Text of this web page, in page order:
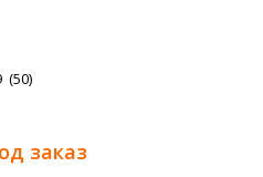
(50)
заказ